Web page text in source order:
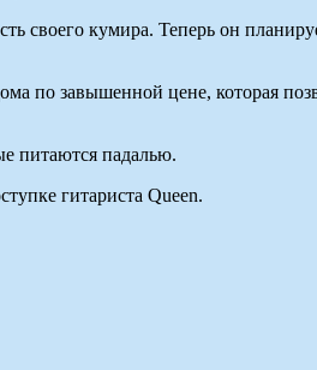
своего кумира. Теперь он
по завышенной цене, которая
питаются падалью.
гитариста Queen.